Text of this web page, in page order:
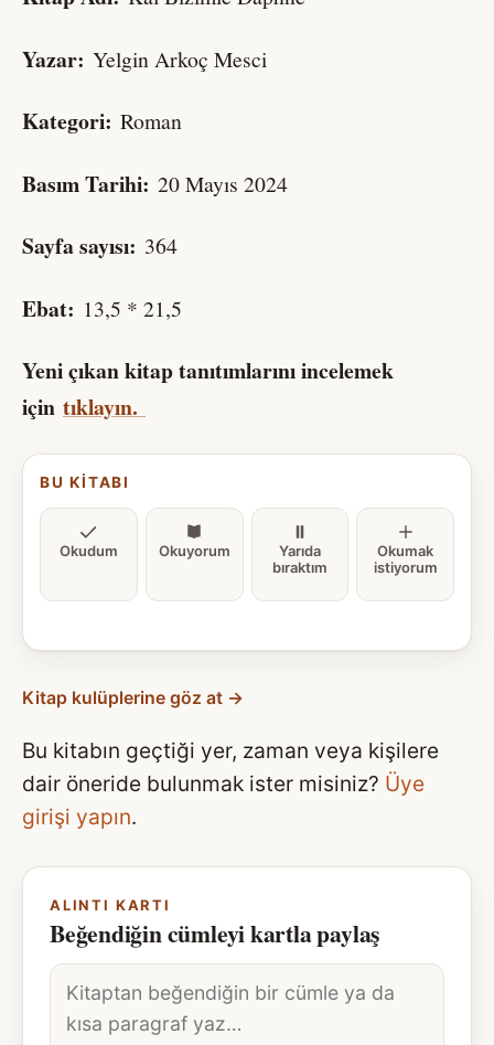
Yazar: Yelgin Arkoç Mesci
Kategori: Roman
Basım Tarihi: 20 Mayıs 2024
Sayfa sayısı: 364
Ebat: 13,5 * 21,5
Yeni çıkan kitap tanıtımlarını incelemek
için tıklayın.
BU KITABI
Okudum Okuyorum
Yarıda
bıraktım
Okumak
istiyorum
Kitap kulüplerine göz at →
Bu kitabın geçtiği yer, zaman veya kişilere
dair öneride bulunmak ister misiniz? Üye
girişi yapın.
ALINTI KARTI
Beğendiğin cümleyi kartla paylaş
Alıntı
metni